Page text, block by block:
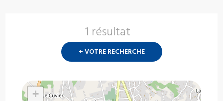
1 résultat
+ VOTRE RECHERCHE
+